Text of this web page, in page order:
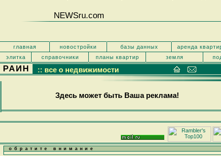
NEWSru.com
главная новостройки базы данных
аренда
элитка
справочники планы квартир земля
РАИН :: все о недвижимости
Здесь может быть Ваша реклама!
обратите внимание